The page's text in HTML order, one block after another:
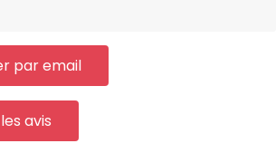
par email
avis